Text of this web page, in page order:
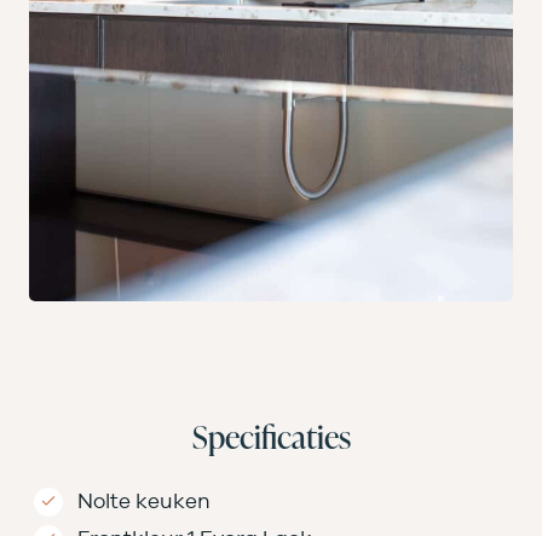
Specificaties
Nolte keuken